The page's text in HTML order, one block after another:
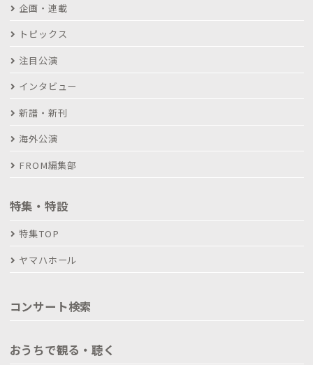
企画・連載
トピックス
注目公演
インタビュー
新譜・新刊
海外公演
FROM編集部
特集・特設
特集TOP
ヤマハホール
コンサート検索
おうちで観る・聴く